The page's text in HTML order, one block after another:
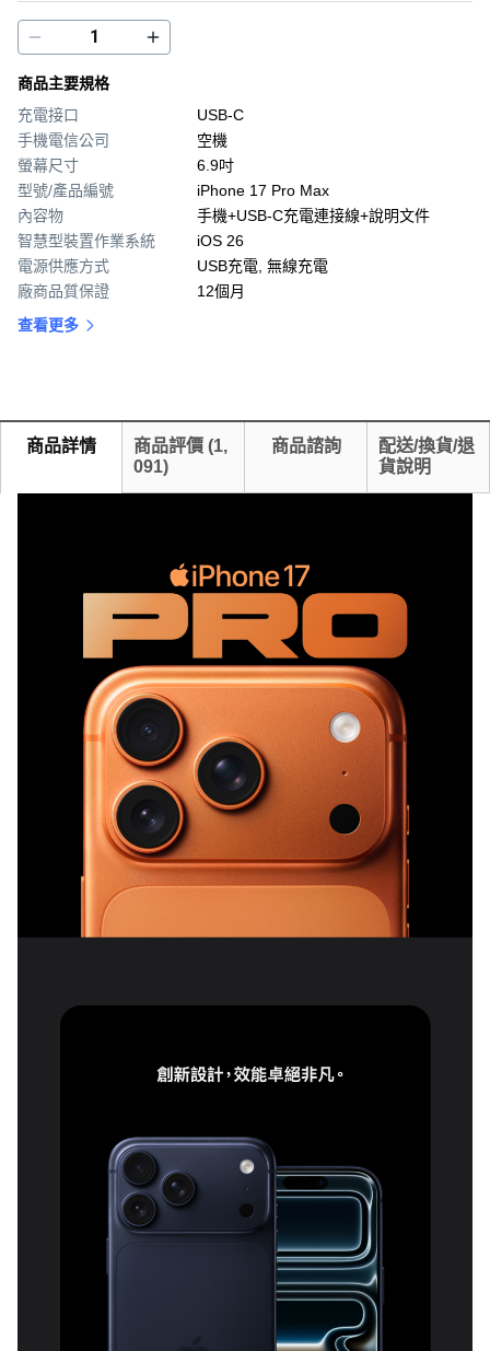
商品主要規格
充電接口
USB-C
手機電信公司
空機
螢幕尺寸
6.9吋
型號/產品編號
iPhone 17 Pro Max
內容物
手機+USB-C充電連接線+說明文件
智慧型裝置作業系統
iOS 26
電源供應方式
USB充電, 無線充電
廠商品質保證
12個月
查看更多
商品詳情 商品評價 (1,
091)
商品諮詢
配送/換貨/退
貨說明